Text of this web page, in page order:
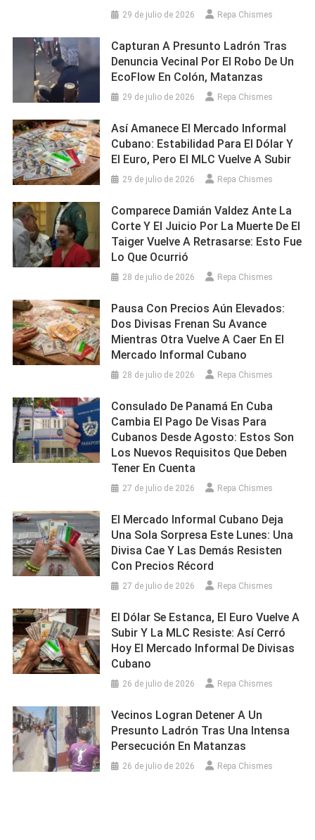
29 de julio de 2026 Repa Chismes
Capturan A Presunto Ladrón Tras
Denuncia Vecinal Por El Robo De Un
EcoFlow En Colón, Matanzas
29 de julio de 2026 Repa Chismes
Así Amanece El Mercado Informal
Cubano: Estabilidad Para El Dólar Y
El Euro, Pero El MLC Vuelve A Subir
29 de julio de 2026 Repa Chismes
Comparece Damián Valdez Ante La
Corte Y El Juicio Por La Muerte De El
Taiger Vuelve A Retrasarse: Esto Fue
Lo Que Ocurrió
28 de julio de 2026 Repa Chismes
Pausa Con Precios Aún Elevados:
Dos Divisas Frenan Su Avance
Mientras Otra Vuelve A Caer En El
Mercado Informal Cubano
28 de julio de 2026 Repa Chismes
Consulado De Panamá En Cuba
Cambia El Pago De Visas Para
Cubanos Desde Agosto: Estos Son
Los Nuevos Requisitos Que Deben
Tener En Cuenta
27 de julio de 2026 Repa Chismes
El Mercado Informal Cubano Deja
Una Sola Sorpresa Este Lunes: Una
Divisa Cae Y Las Demás Resisten
Con Precios Récord
27 de julio de 2026 Repa Chismes
El Dólar Se Estanca, El Euro Vuelve A
Subir Y La MLC Resiste: Así Cerró
Hoy El Mercado Informal De Divisas
Cubano
26 de julio de 2026 Repa Chismes
Vecinos Logran Detener A Un
Presunto Ladrón Tras Una Intensa
Persecución En Matanzas
26 de julio de 2026 Repa Chismes